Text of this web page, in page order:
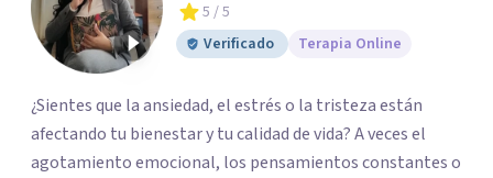
5 / 5
Verificado
Terapia Online
¿Sientes que la ansiedad, el estrés o la tristeza están
afectando tu bienestar y tu calidad de vida? A veces el
agotamiento emocional, los pensamientos constantes o